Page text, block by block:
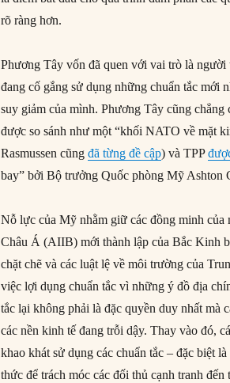
rõ ràng hơn.
Phương Tây vốn đã quen với vai trò là
đang cố gắng sử dụng những chuẩn tắc mới
suy giảm của mình. Phương Tây cũng
được so sánh như một “khối NATO về mặt
Rasmussen cũngđã từng đề cập) và TPP
bay” bởi Bộ trưởng Quốc phòng Mỹ Ashton
Nỗ lực của Mỹ nhằm giữ các đồng minh
Châu Á (AIIB) mới thành lập của Bắc Kinh
chặt chẽ và các luật lệ về môi trường của
việc lợi dụng chuẩn tắc vì những ý đồ địa
tắc lại không phải là đặc quyền duy nhất mà
các nền kinh tế đang trỗi dậy. Thay vào đó,
khao khát sử dụng các chuẩn tắc – đặc biệt
thức để trách móc các đối thủ cạnh tranh